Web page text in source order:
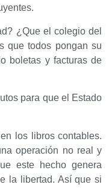
¿Que el colegio del
que todos pongan su
boletas y facturas de
para que el Estado
los libros contables.
operación no real y
este hecho genera
la libertad. Así que si